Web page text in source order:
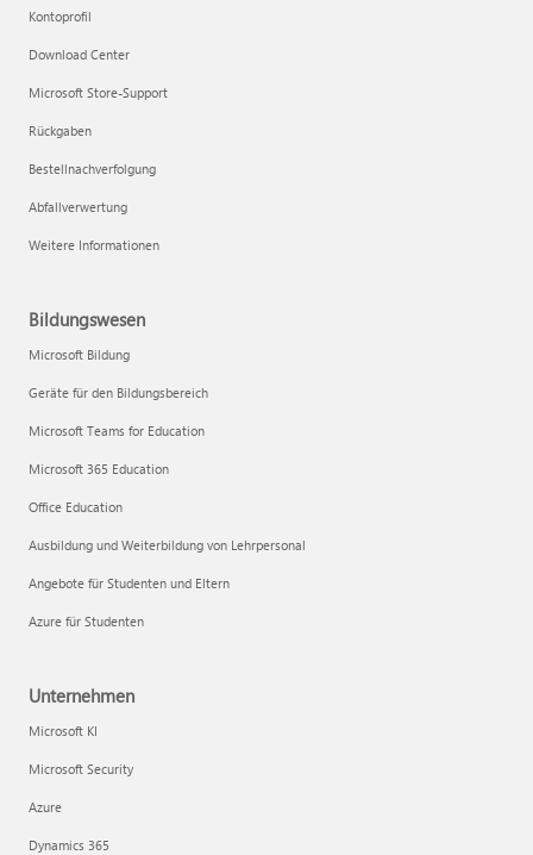
Kontoprofil
Download Center
Microsoft Store-Support
Rückgaben
Bestellnachverfolgung
Abfallverwertung
Weitere Informationen
Bildungswesen
Microsoft Bildung
Geräte für den Bildungsbereich
Microsoft Teams for Education
Microsoft 365 Education
Office Education
Ausbildung und Weiterbildung von Lehrpersonal
Angebote für Studenten und Eltern
Azure für Studenten
Unternehmen
Microsoft KI
Microsoft Security
Azure
Dynamics 365